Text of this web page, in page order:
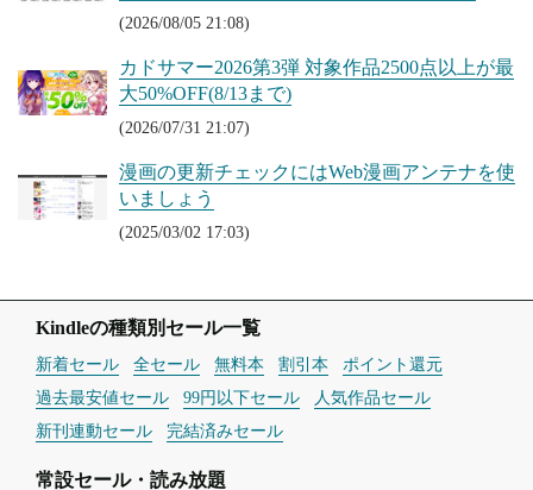
(2026/08/05 21:08)
カドサマー2026第3弾 対象作品2500点以上が最
大50%OFF(8/13まで)
(2026/07/31 21:07)
漫画の更新チェックにはWeb漫画アンテナを使
いましょう
(2025/03/02 17:03)
Kindleの種類別セール一覧
新着セール 全セール 無料本 割引本
ポイント還元
過去最安値セール
99円以下セール
人気作品セール
新刊連動セール
完結済みセール
常設セール・読み放題